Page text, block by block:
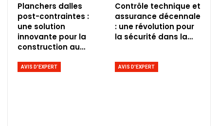
Planchers dalles
post-contraintes :
une solution
innovante pour la
construction au…
Contrôle technique et
assurance décennale
: une révolution pour
la sécurité dans la…
AVIS D'EXPERT AVIS D'EXPERT